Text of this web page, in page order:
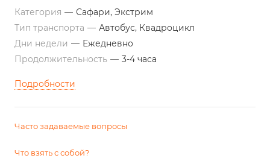
Категория — Сафари, Экстрим
Тип транспорта — Автобус, Квадроцикл
Дни недели — Ежедневно
Продолжительность — 3-4 часа
Подробности
Часто задаваемые вопросы
Что взять с собой?